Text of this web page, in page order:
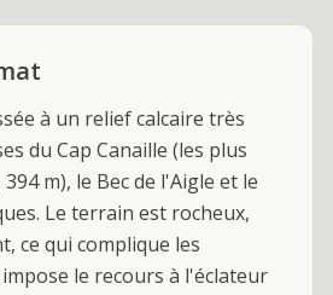
à un relief calcaire très
du Cap Canaille (les plus
m), le Bec de l'Aigle et le
Le terrain est rocheux,
ce qui complique les
le recours à l'éclateur